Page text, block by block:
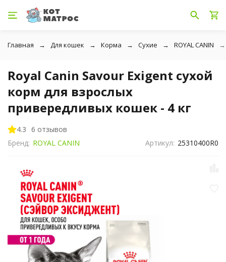
Главная Для кошек Корма Сухие ROYAL CANIN
Royal Canin Savour Exigent сухой
корм для взрослых
привередливых кошек - 4 кг
4.3
6 отзывов
Бренд: ROYAL CANIN Артикул: 25310400R0